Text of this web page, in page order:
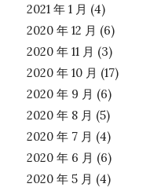
2021 年 1 月 (4)
2020 年 12 月 (6)
2020 年 11 月 (3)
2020 年 10 月 (17)
2020 年 9 月 (6)
2020 年 8 月 (5)
2020 年 7 月 (4)
2020 年 6 月 (6)
2020 年 5 月 (4)